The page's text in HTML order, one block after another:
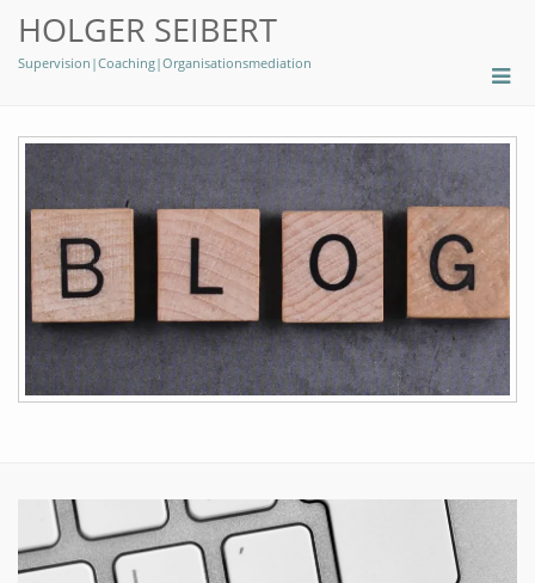
HOLGER SEIBERT
Supervision|Coaching|Organisationsmediation